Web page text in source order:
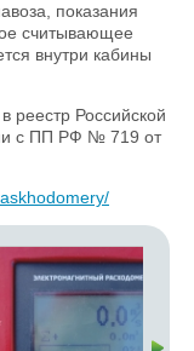
показания
считывающее
внутри кабины
Российской
с ПП РФ № 719 от